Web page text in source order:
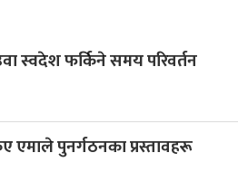
स्वदेश फर्किने समय परिवर्तन
एमाले पुनर्गठनका प्रस्तावहरू